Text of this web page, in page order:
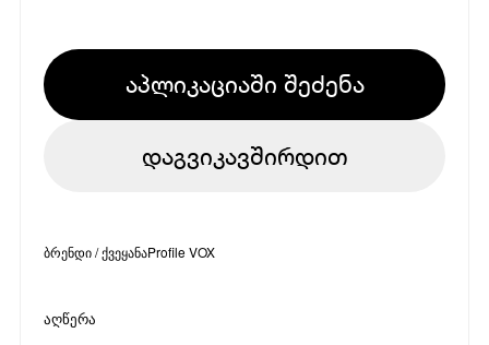
აპლიკაციაში შეძენა
დაგვიკავშირდით
ბრენდი / ქვეყანაProfile VOX
აღწერა